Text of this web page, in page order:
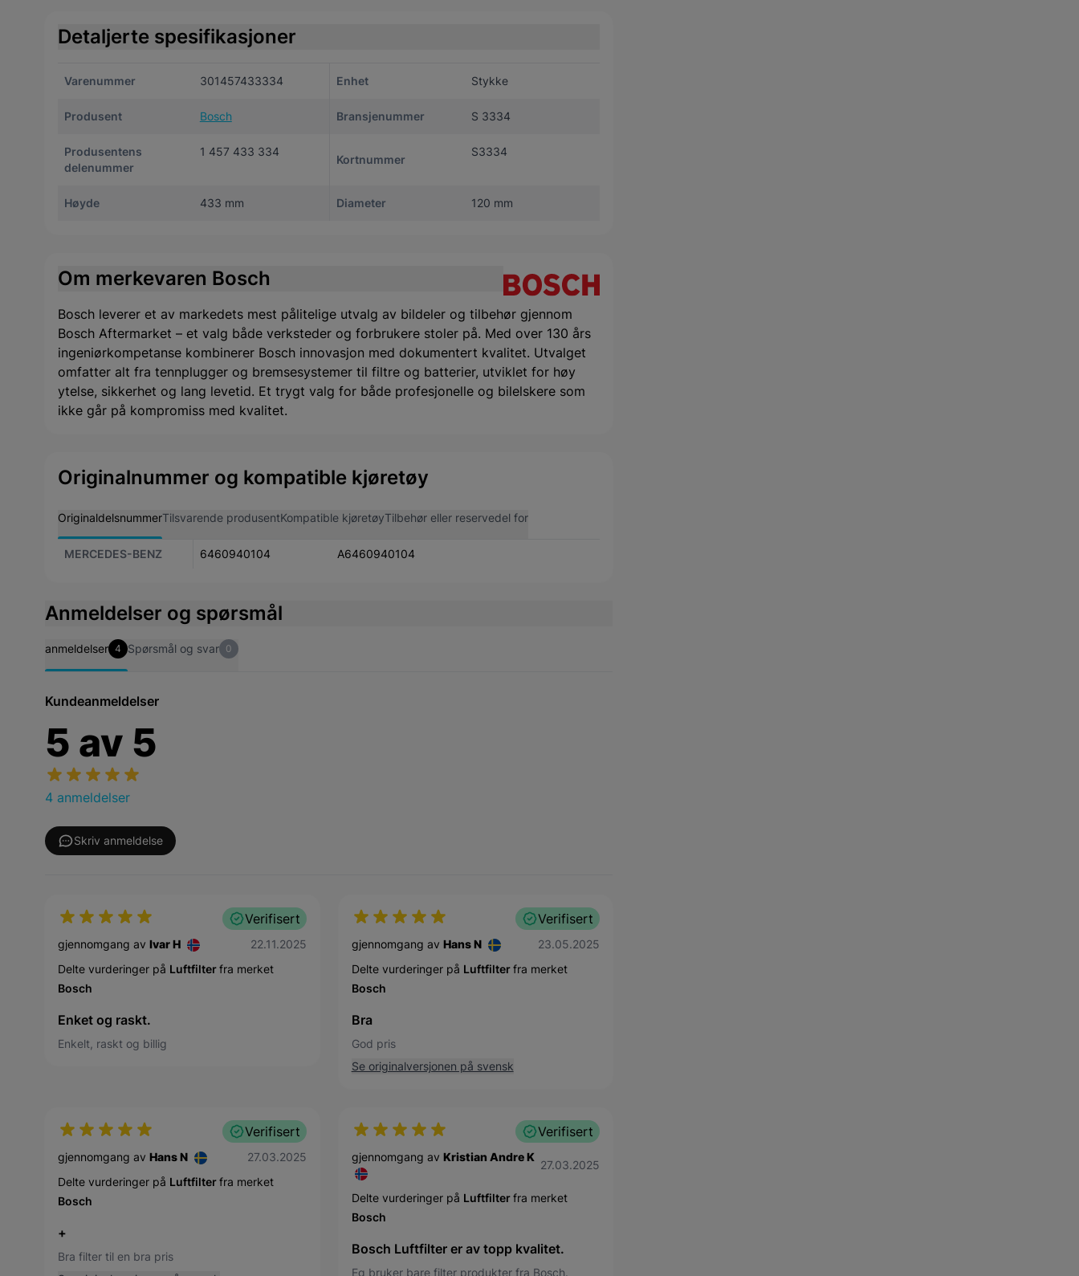
Detaljerte spesifikasjoner
Varenummer 301457433334 Enhet Stykke
Produsent Bosch Bransjenummer S 3334
Produsentens
delenummer
1 457 433 334
Kortnummer
S3334
Høyde 433 mm Diameter 120 mm
Om merkevaren Bosch
Bosch leverer et av markedets mest pålitelige utvalg av bildeler og tilbehør gjennom
Bosch Aftermarket – et valg både verksteder og forbrukere stoler på. Med over 130 års
ingeniørkompetanse kombinerer Bosch innovasjon med dokumentert kvalitet. Utvalget
omfatter alt fra tennplugger og bremsesystemer til filtre og batterier, utviklet for høy
ytelse, sikkerhet og lang levetid. Et trygt valg for både profesjonelle og bilelskere som
ikke går på kompromiss med kvalitet.
Originalnummer og kompatible kjøretøy
OriginaldelsnummerTilsvarende produsentKompatible kjøretøyTilbehør eller reservedel for
MERCEDES-BENZ 6460940104 A6460940104
Anmeldelser og spørsmål
anmeldelser 4 Spørsmål og svar 0
Kundeanmeldelser
5 av 5
4 anmeldelser
Skriv anmeldelse
Verifisert
gjennomgang av Ivar H 22. november 2025
22.11.2025
Delte vurderinger på Luftfilterfra merket
Bosch
Enket og raskt.
Enkelt, raskt og billig
Verifisert
gjennomgang av Hans N 23. mai 2025
23.05.2025
Delte vurderinger på Luftfilterfra merket
Bosch
Bra
God pris
Se originalversjonen på svensk
Verifisert
gjennomgang av Hans N 27. mars 2025
27.03.2025
Delte vurderinger på Luftfilterfra merket
Bosch
+
Bra filter til en bra pris
Verifisert
gjennomgang av Kristian Andre K
27. mars 2025
27.03.2025
Delte vurderinger på Luftfilterfra merket
Bosch
Bosch Luftfilter er av topp kvalitet.
Eg bruker bare filter produkter fra Bosch.